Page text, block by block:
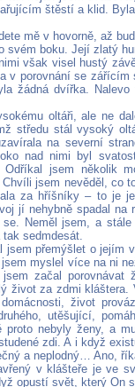
štěstí a klid.
mě v hovorně, až
svém boku. Její zlatý
však visel hustý
v porovnání se
žádná dvířka.
oltáři, ale ne
středu stál vysoký
na severní
nad nimi byl
Odříkal jsem několik
Chvíli jsem nevěděl,
za hříšníky – to je
jí nehybně spadal
se. Neměl jsem, a
sedmdesát.
přemýšlet o jejím
myslel více na ni
začal
život za zdmi
život
utěšující,
proto nebyly ženy, a
zdi. A i když
a neplodný… Ano,
v klášteře je ve
opustí svět, který On